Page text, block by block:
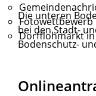
Fotowettbewerb
Dorfflohmarkt
Die unteren
bei den Stadt-
Bodenschutz-